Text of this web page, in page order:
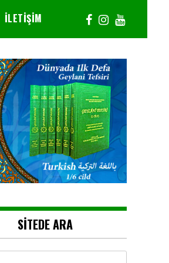
İLETIŞIM
SITEDE ARA